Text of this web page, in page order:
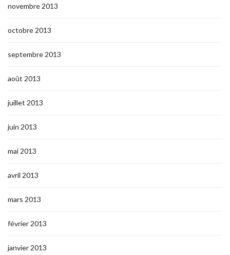
novembre 2013
octobre 2013
septembre 2013
août 2013
juillet 2013
juin 2013
mai 2013
avril 2013
mars 2013
février 2013
janvier 2013